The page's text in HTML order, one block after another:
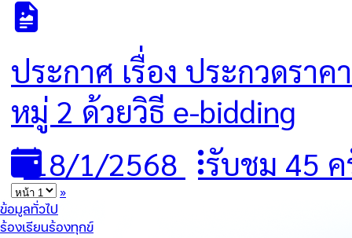
ประกาศ เรื่อง ประกวดรา
หมู่ 2 ด้วยวิธี e-bidding
18/1/2568 รับชม 45 ค
»
ข้อมูลทั่วไป
ร้องเรียนร้องทุกข์